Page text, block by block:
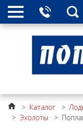
> Каталог >
> Эхолоты >